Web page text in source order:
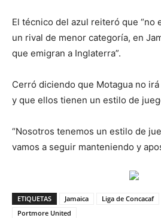
El técnico del azul reiteró que “no
un rival de menor categoría, en
que emigran a Inglaterra”.
Cerró diciendo que Motagua no
y que ellos tienen un estilo de
“Nosotros tenemos un estilo de
vamos a seguir manteniendo y
ETIQUETAS Jamaica Liga de Concacaf
Portmore United